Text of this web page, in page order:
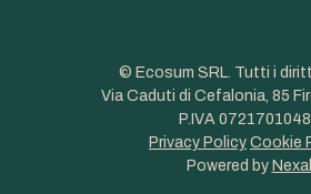
© Ecosum SRL. Tutti i
Via Caduti di Cefalonia, 85
P.IVA
Privacy Policy Cookie
Powered by Nexal